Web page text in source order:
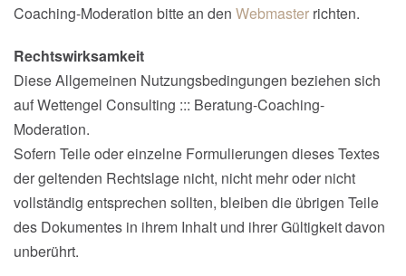
Coaching-Moderation bitte an den Webmaster richten.
Rechtswirksamkeit
Diese Allgemeinen Nutzungsbedingungen beziehen sich
auf Wettengel Consulting ::: Beratung-Coaching-
Moderation.
Sofern Teile oder einzelne Formulierungen dieses Textes
der geltenden Rechtslage nicht, nicht mehr oder nicht
vollständig entsprechen sollten, bleiben die übrigen Teile
des Dokumentes in ihrem Inhalt und ihrer Gültigkeit davon
unberührt.